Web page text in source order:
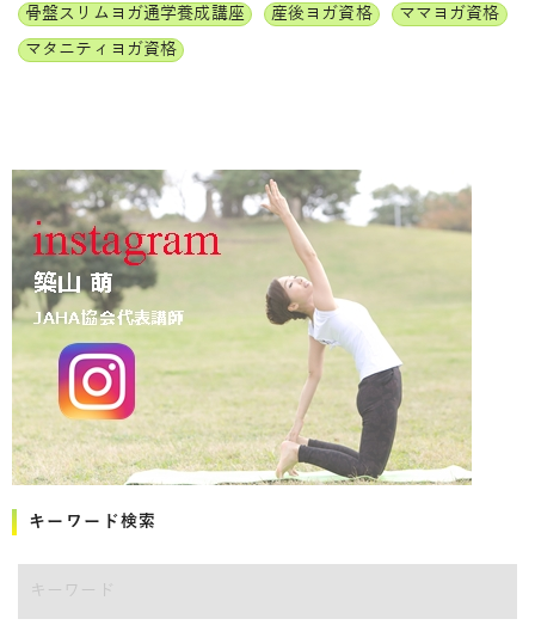
骨盤スリムヨガ通学養成講座
産後ヨガ資格
ママヨガ資格
マタニティヨガ資格
キーワード検索